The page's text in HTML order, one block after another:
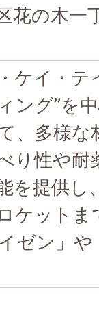
花の木一
ケイ・テ
ング”を
、多様な
り性や耐
を提供し
ケット
ゼン」